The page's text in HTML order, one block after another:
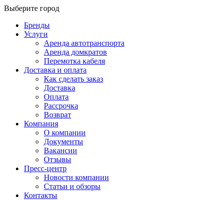
Выберите город
Бренды
Услуги
Аренда автотранспорта
Аренда домкратов
Перемотка кабеля
Доставка и оплата
Как сделать заказ
Доставка
Оплата
Рассрочка
Возврат
Компания
О компании
Документы
Вакансии
Отзывы
Пресс-центр
Новости компании
Статьи и обзоры
Контакты